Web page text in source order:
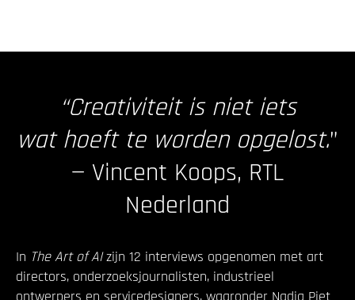
“Creativiteit is niet iets
wat hoeft te worden opgelost.”
— Vincent Koops, RTL
Nederland
In The Art of AIzijn 12 interviews opgenomen met art
directors, onderzoeksjournalisten, industrieel